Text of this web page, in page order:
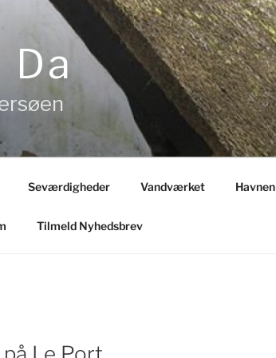
Da
Seværdigheder Vandværket Havnen
Tilmeld Nyhedsbrev